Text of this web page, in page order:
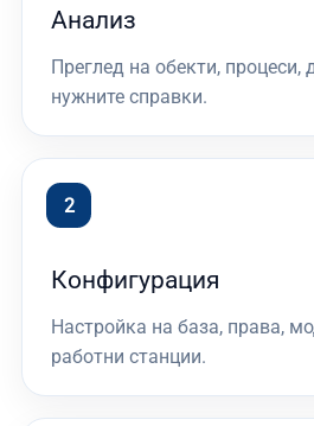
Анализ
Преглед на обекти, процеси,
нужните справки.
Конфигурация
Настройка на база, права,
работни станции.